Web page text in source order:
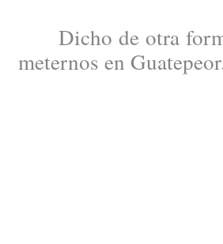
Dicho de otra
meternos en